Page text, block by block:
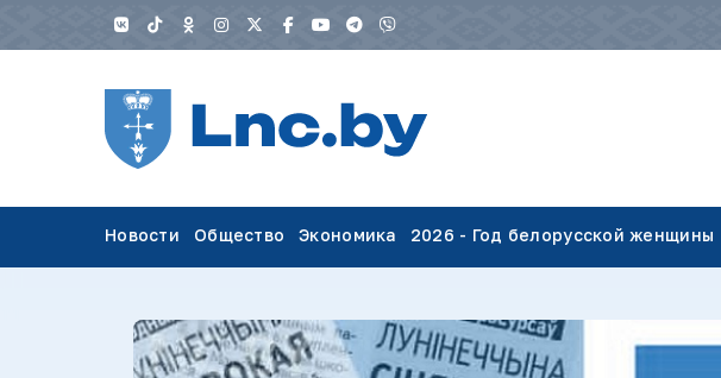
Новости Общество Экономика 2026 - Год белорусской женщины